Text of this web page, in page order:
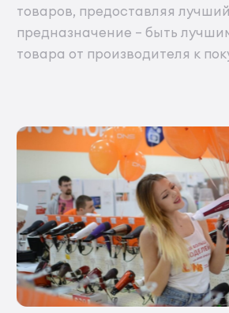
товаров, предоставляя
предназначение – быть
товара от производителя к